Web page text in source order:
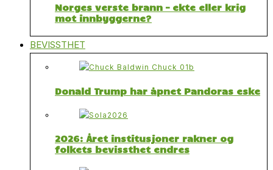
Norges verste brann – ekte eller krig
mot innbyggerne?
BEVISSTHET
Donald Trump har åpnet Pandoras eske
2026: Året institusjoner rakner og
folkets bevissthet endres